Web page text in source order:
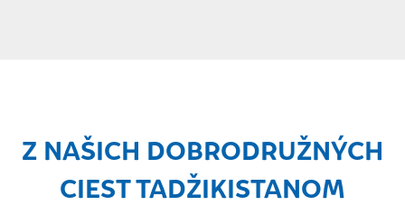
Z NAŠICH DOBRODRUŽNÝCH
CIEST TADŽIKISTANOM